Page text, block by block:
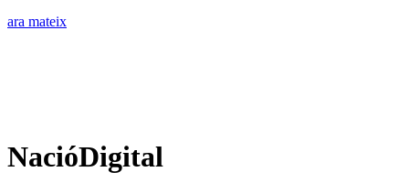
ara mateix
NacióDigital